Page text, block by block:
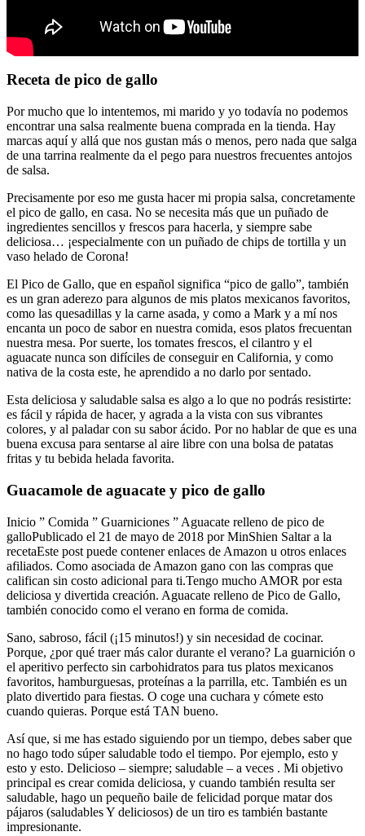
Receta de pico de gallo
Por mucho que lo intentemos, mi marido y yo todavía no podemos
encontrar una salsa realmente buena comprada en la tienda. Hay
marcas aquí y allá que nos gustan más o menos, pero nada que salga
de una tarrina realmente da el pego para nuestros frecuentes antojos
de salsa.
Precisamente por eso me gusta hacer mi propia salsa, concretamente
el pico de gallo, en casa. No se necesita más que un puñado de
ingredientes sencillos y frescos para hacerla, y siempre sabe
deliciosa… ¡especialmente con un puñado de chips de tortilla y un
vaso helado de Corona!
El Pico de Gallo, que en español significa “pico de gallo”, también
es un gran aderezo para algunos de mis platos mexicanos favoritos,
como las quesadillas y la carne asada, y como a Mark y a mí nos
encanta un poco de sabor en nuestra comida, esos platos frecuentan
nuestra mesa. Por suerte, los tomates frescos, el cilantro y el
aguacate nunca son difíciles de conseguir en California, y como
nativa de la costa este, he aprendido a no darlo por sentado.
Esta deliciosa y saludable salsa es algo a lo que no podrás resistirte:
es fácil y rápida de hacer, y agrada a la vista con sus vibrantes
colores, y al paladar con su sabor ácido. Por no hablar de que es una
buena excusa para sentarse al aire libre con una bolsa de patatas
fritas y tu bebida helada favorita.
Guacamole de aguacate y pico de gallo
Inicio ” Comida ” Guarniciones ” Aguacate relleno de pico de
galloPublicado el 21 de mayo de 2018 por MinShien Saltar a la
recetaEste post puede contener enlaces de Amazon u otros enlaces
afiliados. Como asociada de Amazon gano con las compras que
califican sin costo adicional para ti.Tengo mucho AMOR por esta
deliciosa y divertida creación. Aguacate relleno de Pico de Gallo,
también conocido como el verano en forma de comida.
Sano, sabroso, fácil (¡15 minutos!) y sin necesidad de cocinar.
Porque, ¿por qué traer más calor durante el verano? La guarnición o
el aperitivo perfecto sin carbohidratos para tus platos mexicanos
favoritos, hamburguesas, proteínas a la parrilla, etc. También es un
plato divertido para fiestas. O coge una cuchara y cómete esto
cuando quieras. Porque está TAN bueno.
Así que, si me has estado siguiendo por un tiempo, debes saber que
no hago todo súper saludable todo el tiempo. Por ejemplo, esto y
esto y esto. Delicioso – siempre; saludable – a veces . Mi objetivo
principal es crear comida deliciosa, y cuando también resulta ser
saludable, hago un pequeño baile de felicidad porque matar dos
pájaros (saludables Y deliciosos) de un tiro es también bastante
impresionante.